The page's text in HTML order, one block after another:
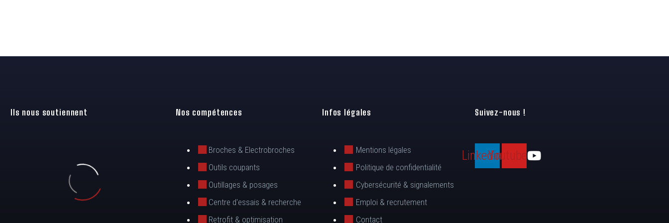
Ils nous soutiennent Nos compétences
Broches & Electrobroches
Outils coupants
Outillages & posages
Centre d'essais & recherche
Retrofit & optimisation
Infos légales
Mentions légales
Politique de confidentialité
Cybersécurité & signalements
Emploi & recrutement
Contact
Suivez-nous !
LinkedinYoutube